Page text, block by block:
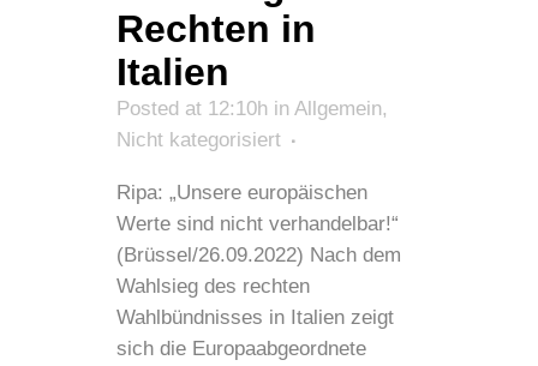
Rechten in
Italien
Posted at 12:10h in Allgemein,
Nicht kategorisiert
Ripa: „Unsere europäischen
Werte sind nicht verhandelbar!“
(Brüssel/26.09.2022) Nach dem
Wahlsieg des rechten
Wahlbündnisses in Italien zeigt
sich die Europaabgeordnete